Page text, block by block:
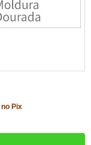
no Pix